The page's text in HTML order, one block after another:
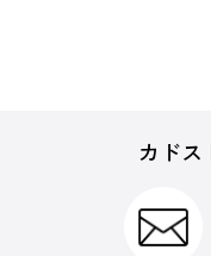
カドス